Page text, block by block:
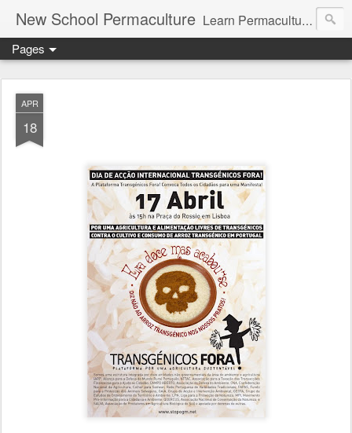
New School Permaculture Learn Permaculture Design Courses in Europe with Helder Valente, one of the original students of Bill Mollison the creator of Permaculture Design.
Pages
APR
18